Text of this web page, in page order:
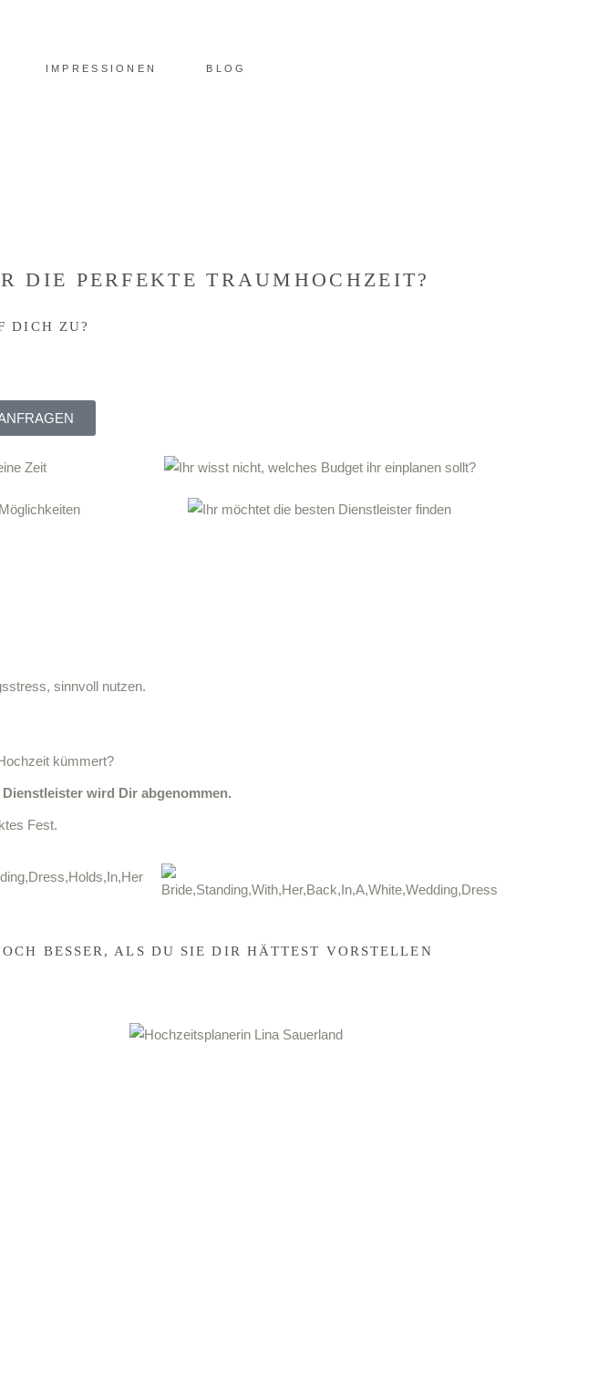
IMPRESSIONEN BLOG
DIE PERFEKTE TRAUMHOCHZEIT?
DICH ZU?
sinnvoll nutzen.
kümmert?
wird Dir abgenommen.
Fest.
BESSER, ALS DU SIE DIR HÄTTEST VORSTELLEN